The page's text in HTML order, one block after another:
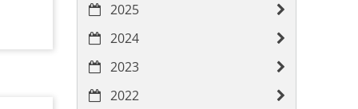
2025
2024
2023
2022